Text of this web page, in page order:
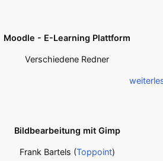
Moodle - E-Learning Plattform
Verschiedene Redner
Bildbearbeitung mit Gimp
Frank Bartels (Toppoint)